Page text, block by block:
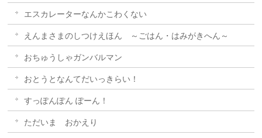
エスカレーターなんかこわくない
えんまさまのしつけえほん ～ごはん・はみがきへん～
おちゅうしゃガンバルマン
おとうとなんてだいっきらい！
すっぽんぽん ぽーん！
ただいま おかえり